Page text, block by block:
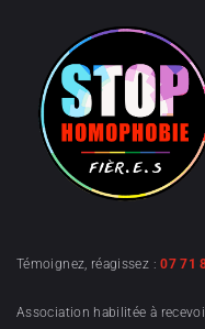
Témoignez, réagissez :07 71
Association habilitée à